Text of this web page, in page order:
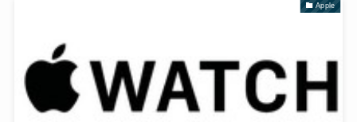
Apple